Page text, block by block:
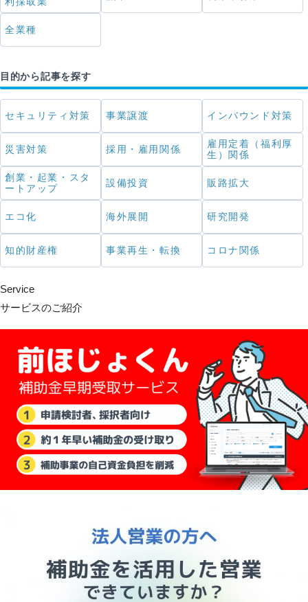
全業種
目的から記事を探す
セキュリティ対策 事業譲渡 インバウンド対策
災害対策 採用・雇用関係
雇用定着（福利厚
生）関係
創業・起業・スタ
ートアップ
設備投資 販路拡大
エコ化 海外展開 研究開発
知的財産権 事業再生・転換 コロナ関係
Service
サービスのご紹介